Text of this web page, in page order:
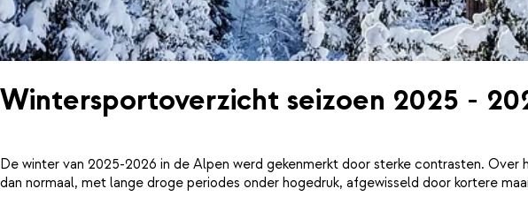
Wintersportoverzicht seizoen 2025 -
De winter van 2025-2026 in de Alpen werd gekenmerkt door sterke contrasten. Over
dan normaal, met lange droge periodes onder hogedruk, afgewisseld door kortere